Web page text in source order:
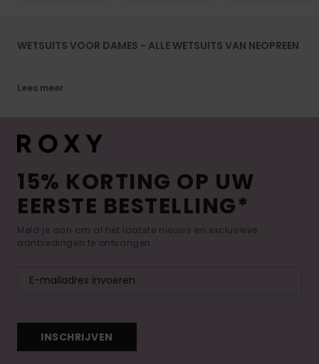
WETSUITS VOOR DAMES - ALLE WETSUITS VAN NEOPREEN
Lees meer
15% KORTING OP UW
EERSTE BESTELLING*
Meld je aan om al het laatste nieuws en exclusieve
aanbiedingen te ontvangen.
INSCHRIJVEN